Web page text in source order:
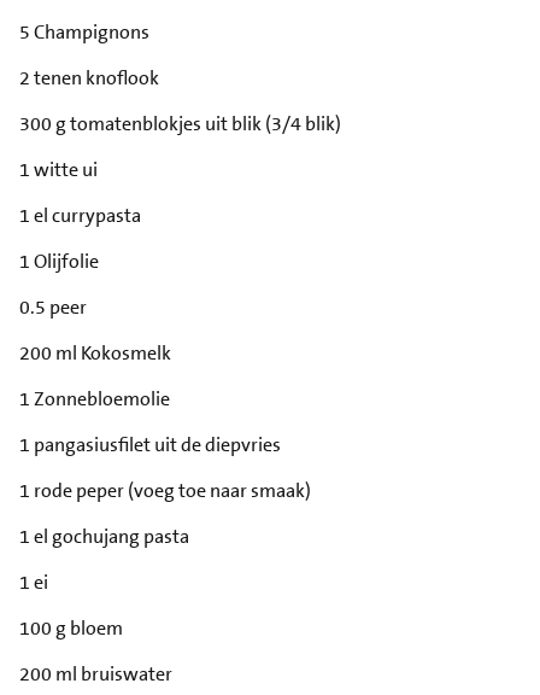
5 Champignons
2 tenen knoflook
300 g tomatenblokjes uit blik (3/4 blik)
1 witte ui
1 el currypasta
1 Olijfolie
0.5 peer
200 ml Kokosmelk
1 Zonnebloemolie
1 pangasiusfilet uit de diepvries
1 rode peper (voeg toe naar smaak)
1 el gochujang pasta
1 ei
100 g bloem
200 ml bruiswater